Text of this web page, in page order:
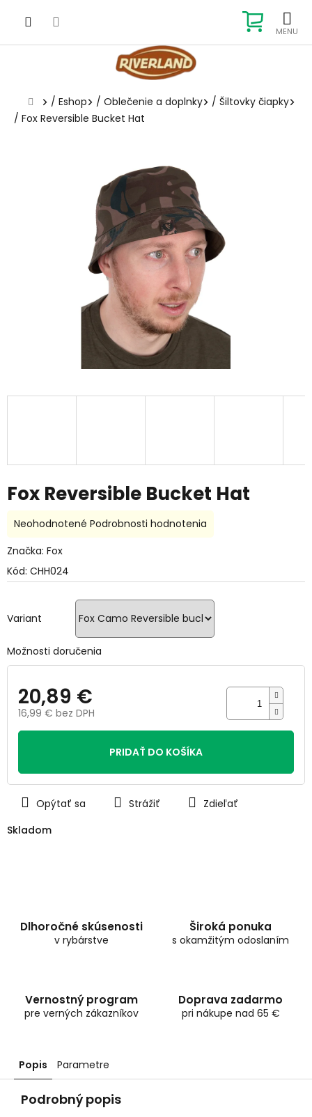
KOŠÍK
Domov
/ Eshop / Oblečenie a doplnky / Šiltovky čiapky
/ Fox Reversible Bucket Hat
Fox Reversible Bucket Hat
Kód: CHH024
Skladom
Variant
Možnosti doručenia
20,89 €
16,99 € bez DPH
Jednotková
PRIDAŤ DO KOŠÍKA
Opýtať sa Strážiť Zdieľať
Priemerné
produktu
0,0
hviezdičiek.
Neohodnotené Podrobnosti hodnotenia
Značka: Fox
Dlhoročné skúsenosti
v rybárstve
Široká ponuka
s okamžitým odoslaním
Vernostný program
pre verných zákazníkov
Doprava zadarmo
pri nákupe nad 65 €
Popis Parametre
Podrobný popis